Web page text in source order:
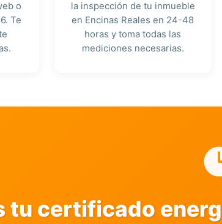
o
Te
la inspección de tu inmueble
en Encinas Reales en 24-48
horas y toma todas las
mediciones necesarias.
tu certificado